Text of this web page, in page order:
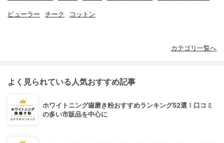
ビューラー チーク コットン
カテゴリ一覧へ
よく見られている人気おすすめ記事
ホワイトニング歯磨き粉おすすめランキング52選！口コミ
の多い市販品を中心に